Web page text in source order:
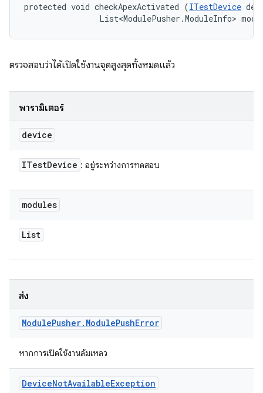
protected void checkApexActivated (ITestDevice
List<ModulePusher.ModuleInfo>
ตรวจสอบว่าได้เปิดใช้งานจุดสูงสุดทั้งหมดแล้ว
พารามิเตอร์
device
ITestDevice : อยู่ระหว่างการทดสอบ
modules
List
ส่ง
ModulePusher. ModulePushError
หากการเปิดใช้งานล้มเหลว
DeviceNotAvailableException